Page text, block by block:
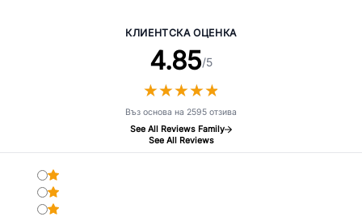
КЛИЕНТСКА ОЦЕНКА
4.85/5
★★★★★
★★★★★
Въз основа на 2595 отзива
See All Reviews Family
See All Reviews